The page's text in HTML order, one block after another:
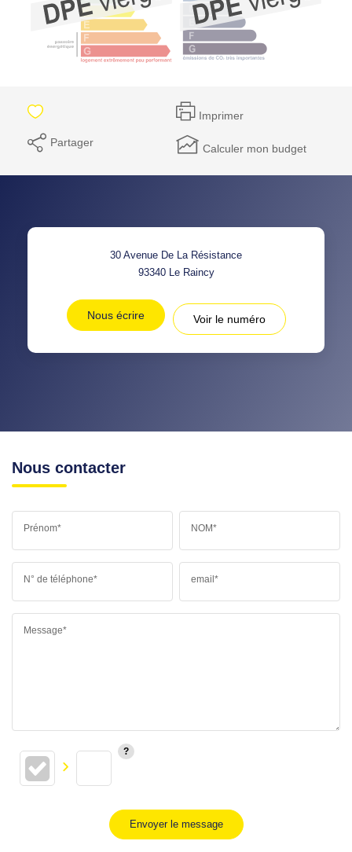
Imprimer
Partager Calculer mon budget
30 Avenue De La Résistance
93340 Le Raincy
Nous écrire Voir le numéro
Nous contacter
Prénom* NOM*
N° de téléphone* email*
Message*
Envoyer le message